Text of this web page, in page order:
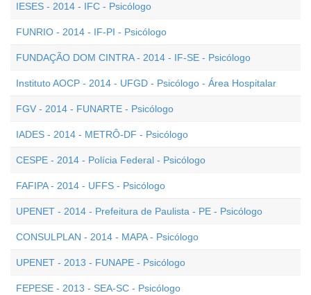
IESES - 2014 - IFC - Psicólogo
FUNRIO - 2014 - IF-PI - Psicólogo
FUNDAÇÃO DOM CINTRA - 2014 - IF-SE - Psicólogo
Instituto AOCP - 2014 - UFGD - Psicólogo - Área Hospitalar
FGV - 2014 - FUNARTE - Psicólogo
IADES - 2014 - METRÔ-DF - Psicólogo
CESPE - 2014 - Polícia Federal - Psicólogo
FAFIPA - 2014 - UFFS - Psicólogo
UPENET - 2014 - Prefeitura de Paulista - PE - Psicólogo
CONSULPLAN - 2014 - MAPA - Psicólogo
UPENET - 2013 - FUNAPE - Psicólogo
FEPESE - 2013 - SEA-SC - Psicólogo